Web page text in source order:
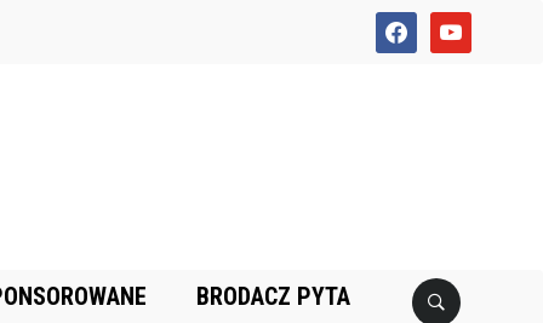
facebookyoutube
BRODACZ PYTA